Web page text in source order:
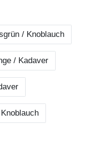
/ Knoblauch
/ Kadaver